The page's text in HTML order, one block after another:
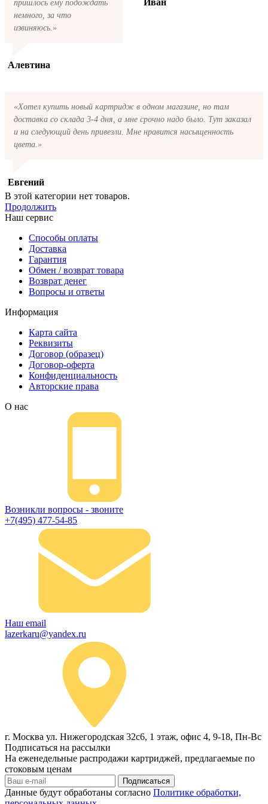
пришлось ему подождать
немного, за что
извиняюсь.»
Алевтина
Иван
«Хотел купить новый картридж в одном магазине, но там
доставка со склада 3-4 дня, а мне срочно надо было. Тут заказал
и на следующий день привезли. Мне нравится насыщенность
цвета.»
Евгений
В этой категории нет товаров.
Продолжить
Наш сервис
Способы оплаты
Доставка
Гарантия
Обмен / возврат товара
Возврат денег
Вопросы и ответы
Информация
Карта сайта
Реквизиты
Договор (образец)
Договор-оферта
Конфиденциальность
Авторские права
О нас
Возникли вопросы - звоните
+7(495) 477-54-85
Наш email
lazerkaru@yandex.ru
г. Москва ул. Нижегородская 32с6, 1 этаж, офис 4, 9-18, Пн-Вс
Подписаться на рассылки
На еженедельные распродажи картриджей, предлагаемые по
стоковым ценам
Подписаться
Данные будут обработаны согласно Политике обработки,